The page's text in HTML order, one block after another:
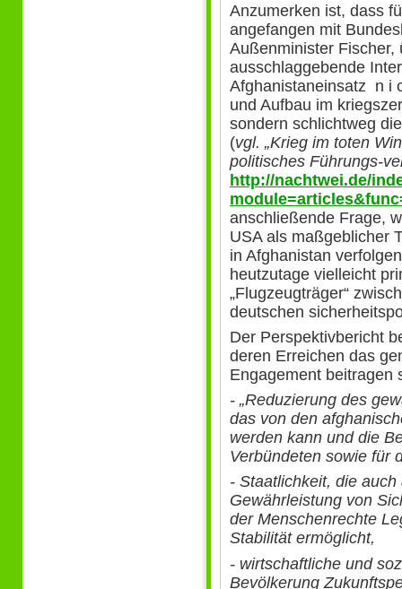
Anzumerken ist, dass
angefangen mit
Außenminister Fischer,
ausschlaggebende
Afghanistaneinsatz n i
und Aufbau im
sondern schlichtweg
(vgl. „Krieg im toten
politisches Führungs-
http://nachtwei.de/
anschließende Frage,
USA als maßgeblicher
in Afghanistan
heutzutage vielleicht
„Flugzeugträger“
deutschen
Der Perspektivbericht
deren Erreichen das
Engagement beitragen
- „Reduzierung des
das von den
werden kann und die
Verbündeten sowie für
- Staatlichkeit, die
Gewährleistung von
der Menschenrechte
Stabilität ermöglicht,
- wirtschaftliche und
Bevölkerung